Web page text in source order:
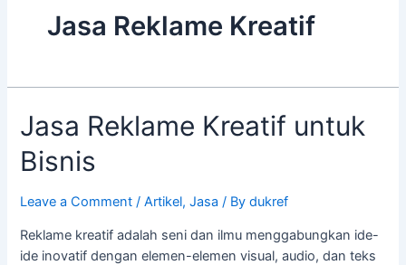
Jasa Reklame Kreatif
Jasa Reklame Kreatif untuk
Bisnis
Leave a Comment /Artikel,Jasa / Bydukref
Reklame kreatif adalah seni dan ilmu menggabungkan ide-
ide inovatif dengan elemen-elemen visual, audio, dan teks
Jasa
Reklame
Kreatif
Bisnis